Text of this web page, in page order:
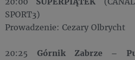
SPORT3)
Prowadzenie: Cezary Olbrycht
20:25 Górnik Zabrze –